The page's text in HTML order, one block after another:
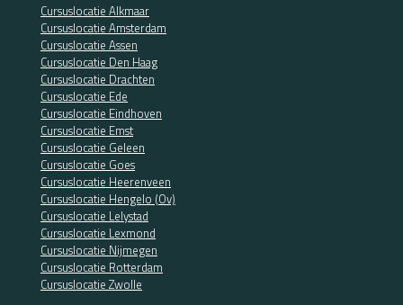
Cursuslocatie Alkmaar
Cursuslocatie Amsterdam
Cursuslocatie Assen
Cursuslocatie Den Haag
Cursuslocatie Drachten
Cursuslocatie Ede
Cursuslocatie Eindhoven
Cursuslocatie Emst
Cursuslocatie Geleen
Cursuslocatie Goes
Cursuslocatie Heerenveen
Cursuslocatie Hengelo (Ov)
Cursuslocatie Lelystad
Cursuslocatie Lexmond
Cursuslocatie Nijmegen
Cursuslocatie Rotterdam
Cursuslocatie Zwolle